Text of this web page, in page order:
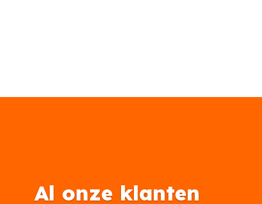
Al onze klanten